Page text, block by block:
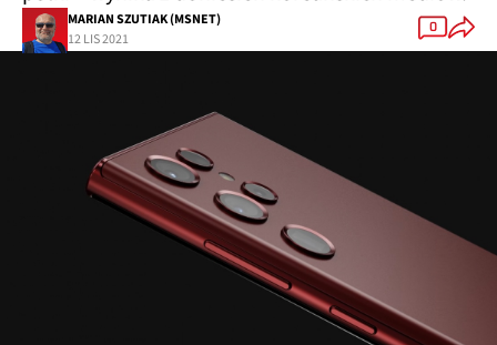
MARIAN SZUTIAK (MSNET)
12 LIS 2021
0